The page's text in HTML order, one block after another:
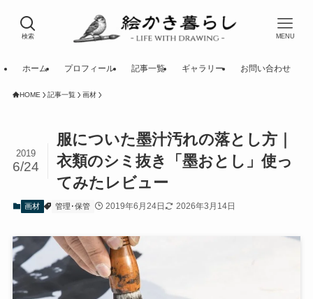
検索 MENU
ホーム プロフィール 記事一覧 ギャラリー お問い合わせ
HOME 記事一覧 画材
服についた墨汁汚れの落とし方｜
衣類のシミ抜き「墨おとし」使っ
てみたレビュー
2019
6/24
画材 管理･保管 2019年6月24日 2026年3月14日